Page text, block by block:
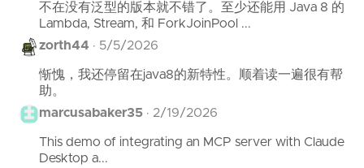
不在没有泛型的版本就不错了。至少还能用 Java 8 的
Lambda, Stream, 和 ForkJoinPool ...
zorth44 · 5/5/2026
惭愧，我还停留在java8的新特性。顺着读一遍很有帮
助。
marcusabaker35 · 2/19/2026
This demo of integrating an MCP server with Claude
Desktop a...